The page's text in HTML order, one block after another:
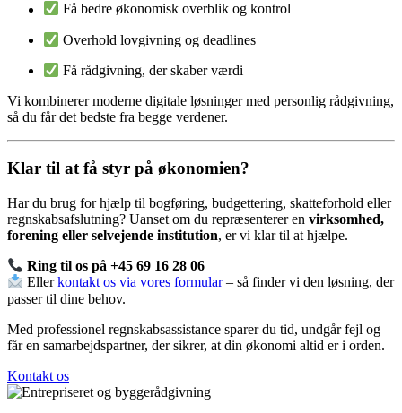
Få bedre økonomisk overblik og kontrol
Overhold lovgivning og deadlines
Få rådgivning, der skaber værdi
Vi kombinerer moderne digitale løsninger med personlig rådgivning,
så du får det bedste fra begge verdener.
Klar til at få styr på økonomien?
Har du brug for hjælp til bogføring, budgettering, skatteforhold eller
regnskabsafslutning? Uanset om du repræsenterer en virksomhed,
forening eller selvejende institution, er vi klar til at hjælpe.
Ring til os på +45 69 16 28 06
Ellerkontakt os via vores formular– så finder vi den løsning, der
passer til dine behov.
Med professionel regnskabsassistance sparer du tid, undgår fejl og
får en samarbejdspartner, der sikrer, at din økonomi altid er i orden.
Kontakt os